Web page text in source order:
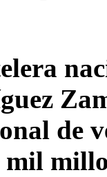
de